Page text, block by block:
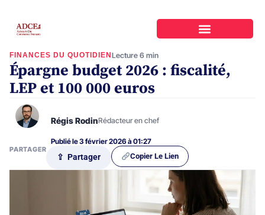
FINANCES DU QUOTIDIENLecture 6 min
Épargne budget 2026 : fiscalité,
LEP et 100 000 euros
Régis RodinRédacteur en chef
Publié le 3 février 2026 à 01:27
PARTAGER
⇪ Partager Copier Le Lien